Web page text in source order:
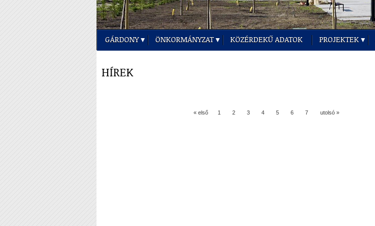
GÁRDONY ÖNKORMÁNYZAT KÖZÉRDEKŰ ADATOK PROJEKTEK
HÍREK
« első 1 2 3 4 5 6 7 utolsó »